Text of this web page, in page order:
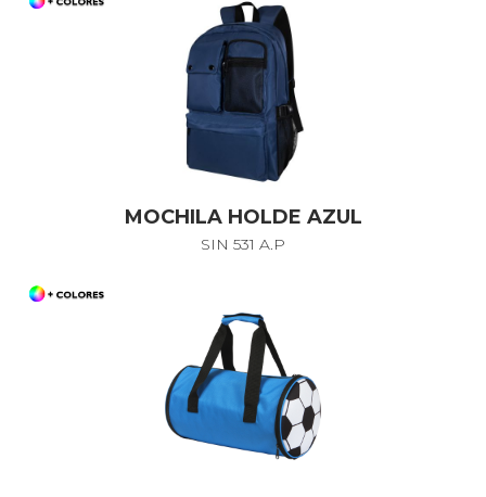
MOCHILA HOLDE AZUL
SIN 531 A.P